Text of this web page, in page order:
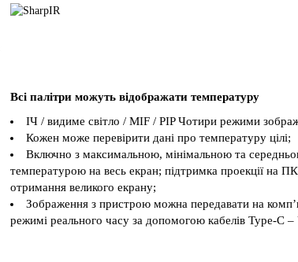
Всі палітри можуть відображати температуру
ІЧ / видиме світло / MIF / PIP Чотири режими
Кожен може перевірити дані про температуру цілі;
Включно з максимальною, мінімальною та
температурою на весь екран; підтримка проекції на
отримання великого екрану;
Зображення з пристрою можна передавати на
режимі реального часу за допомогою кабелів Type-C –